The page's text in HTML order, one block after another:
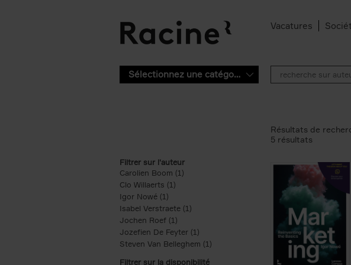
Vacatures
Sélectionnez une catégorie
Filtrer sur l'auteur
Carolien Boom (1)
Clo Willaerts (1)
Igor Nowé (1)
Isabel Verstraete (1) Apply Isabel Verstraete filter
Jochen Roef (1)
Jozefien De Feyter (1) Apply Jozefien De Feyter filter
Steven Van Belleghem (1) Apply Steven Van Belleghem filter
Filtrer sur la disponibilité
Résultats de
5 résultats